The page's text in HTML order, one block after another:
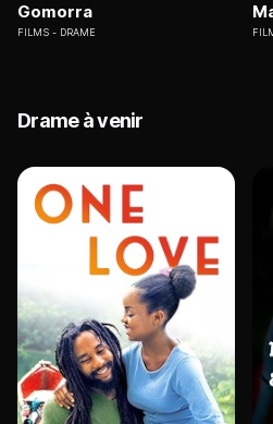
Gomorra
FILMS DRAME
Drame à venir